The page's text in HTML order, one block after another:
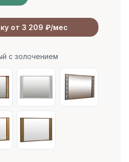
от 3 209 ₽/мес
с золочением